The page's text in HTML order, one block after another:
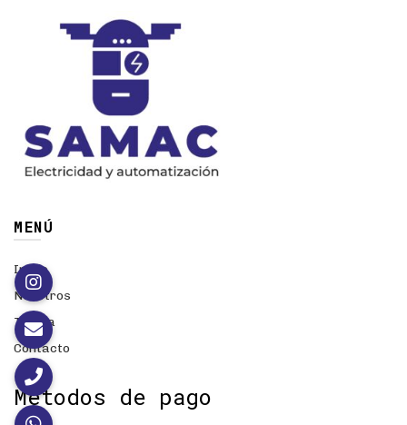
MENÚ
Inicio
Nosotros
Tienda
Contacto
Métodos de pago